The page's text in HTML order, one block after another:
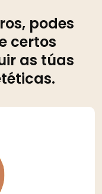
podes
certos
as túas